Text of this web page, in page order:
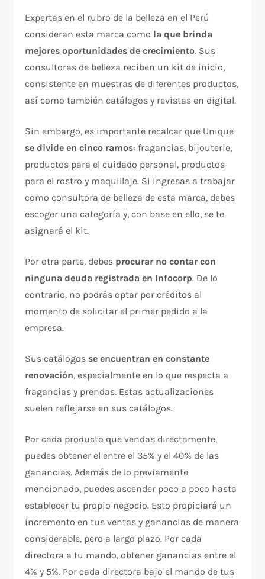
Expertas en el rubro de la belleza en el Perú
consideran esta marca como la que brinda
mejores oportunidades de crecimiento. Sus
consultoras de belleza reciben un kit de inicio,
consistente en muestras de diferentes productos,
así como también catálogos y revistas en digital.
Sin embargo, es importante recalcar que Unique
se divide en cinco ramos: fragancias, bijouterie,
productos para el cuidado personal, productos
para el rostro y maquillaje. Si ingresas a trabajar
como consultora de belleza de esta marca, debes
escoger una categoría y, con base en ello, se te
asignará el kit.
Por otra parte, debes procurar no contar con
ninguna deuda registrada en Infocorp. De lo
contrario, no podrás optar por créditos al
momento de solicitar el primer pedido a la
empresa.
Sus catálogos se encuentran en constante
renovación, especialmente en lo que respecta a
fragancias y prendas. Estas actualizaciones
suelen reflejarse en sus catálogos.
Por cada producto que vendas directamente,
puedes obtener el entre el 35% y el 40% de las
ganancias. Además de lo previamente
mencionado, puedes ascender poco a poco hasta
establecer tu propio negocio. Esto propiciará un
incremento en tus ventas y ganancias de manera
considerable, pero a largo plazo. Por cada
directora a tu mando, obtener ganancias entre el
4% y 5%. Por cada directora bajo el mando de tus